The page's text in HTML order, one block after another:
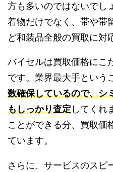
方も多いのではないでし
着物だけでなく、帯や帯
ど和装品全般の買取に対
バイセルは買取価格にこ
です。業界最大手という
数確保しているので、シ
もしっかり査定 してくれ
ことができる分、買取価
ています。
さらに、サービスのスピ